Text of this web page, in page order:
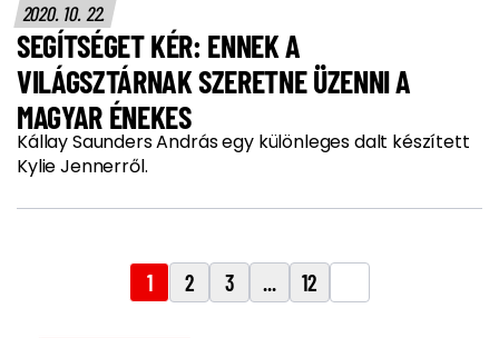
2020. 10. 22.
SEGÍTSÉGET KÉR: ENNEK A
VILÁGSZTÁRNAK SZERETNE ÜZENNI A
MAGYAR ÉNEKES
Kállay Saunders András egy különleges dalt készített
Kylie Jennerről.
1 2 3 ... 12